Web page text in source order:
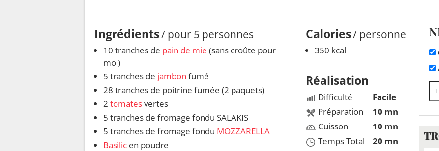
Ingrédients/ pour 5 personnes
10 tranches de pain de mie (sans croûte pour
moi)
5 tranches de jambon fumé
28 tranches de poitrine fumée (2 paquets)
2 tomatesvertes
5 tranches de fromage fondu SALAKIS
5 tranches de fromage fondu MOZZARELLA
Basilic en poudre
Calories/ personne
350 kcal
Réalisation
Difficulté
Préparation
Cuisson
Temps Total
Facile
10 mn
10 mn
20 mn